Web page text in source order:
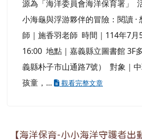
源為「海洋委員會海洋保育署」
小海龜與浮游夥伴的冒險：閱讀 ·
師｜施香羽老師 時間｜114年7月
16:00 地點｜嘉義縣立圖書館 3F
義縣朴子市山通路7號） 對象｜
孩童，...
觀看完整文章
【海洋保育-小小海洋守護者出